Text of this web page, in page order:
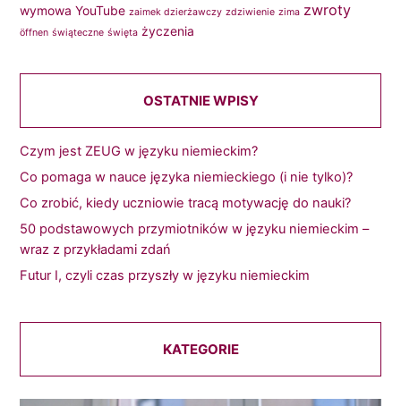
wymowa YouTube zaimek dzierżawczy zdziwienie zima zwroty
öffnen świąteczne święta życzenia
OSTATNIE WPISY
Czym jest ZEUG w języku niemieckim?
Co pomaga w nauce języka niemieckiego (i nie tylko)?
Co zrobić, kiedy uczniowie tracą motywację do nauki?
50 podstawowych przymiotników w języku niemieckim –
wraz z przykładami zdań
Futur I, czyli czas przyszły w języku niemieckim
KATEGORIE